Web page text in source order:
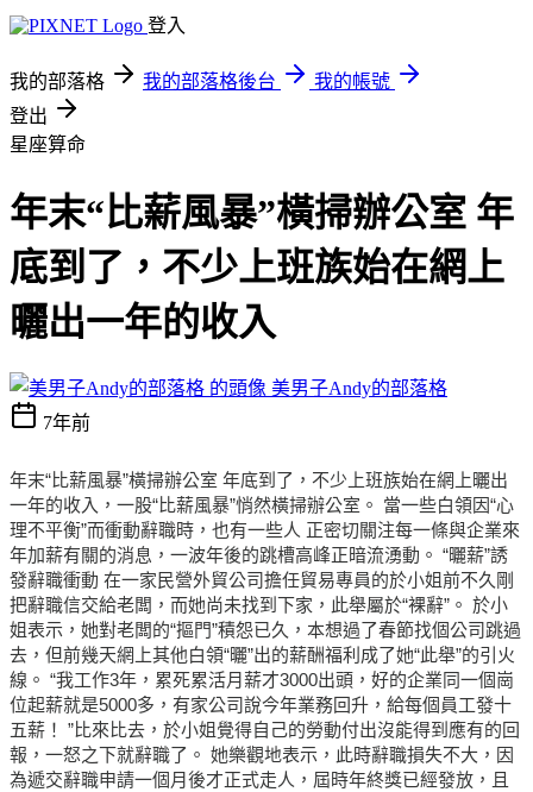
登入
我的部落格 我的部落格後台
我的帳號
登出
星座算命
年末“比薪風暴”橫掃辦公室 年
底到了，不少上班族始在網上
曬出一年的收入
美男子Andy的部落格
7年前
年末“比薪風暴”橫掃辦公室 年底到了，不少上班族始在網上曬出
一年的收入，一股“比薪風暴”悄然橫掃辦公室。 當一些白領因“心
理不平衡”而衝動辭職時，也有一些人 正密切關注每一條與企業來
年加薪有關的消息，一波年後的跳槽高峰正暗流湧動。 “曬薪”誘
發辭職衝動 在一家民營外貿公司擔任貿易專員的於小姐前不久剛
把辭職信交給老闆，而她尚未找到下家，此舉屬於“裸辭”。 於小
姐表示，她對老闆的“摳門”積怨已久，本想過了春節找個公司跳過
去，但前幾天網上其他白領“曬”出的薪酬福利成了她“此舉”的引火
線。 “我工作3年，累死累活月薪才3000出頭，好的企業同一個崗
位起薪就是5000多，有家公司說今年業務回升，給每個員工發十
五薪！ ”比來比去，於小姐覺得自己的勞動付出沒能得到應有的回
報，一怒之下就辭職了。 她樂觀地表示，此時辭職損失不大，因
為遞交辭職申請一個月後才正式走人，屆時年終獎已經發放，且